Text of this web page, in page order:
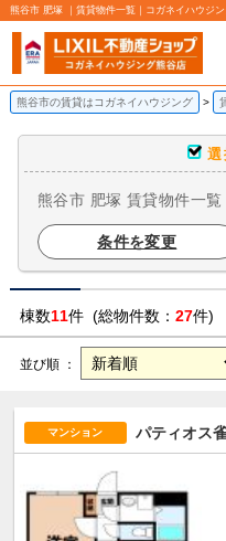
熊谷市 肥塚 ｜賃貸物件一覧｜コガネイハウジ
熊谷市の賃貸はコガネイハウジング
熊谷市 肥塚 賃貸物件一覧
条件を変更
棟数11件 (総物件数： 27件)
並び順 ：
マンション パティオス